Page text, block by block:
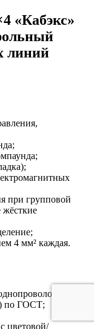
«Кабэкс»
линий
при групповой
4 мм² каждая.
по ГОСТ;
цветовой/